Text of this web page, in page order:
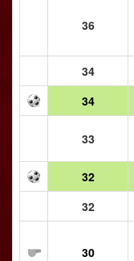
36
34
34
33
32
32
30